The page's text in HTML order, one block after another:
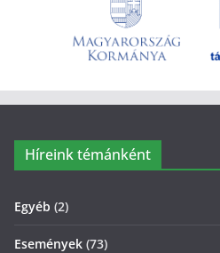
Híreink témánként
Egyéb (2)
Események (73)